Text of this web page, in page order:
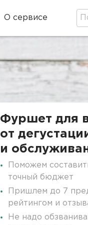
О сервисе
Фуршет для
от
и
Поможем
точный бюджет
Пришлем до 7
рейтингом и
Не надо